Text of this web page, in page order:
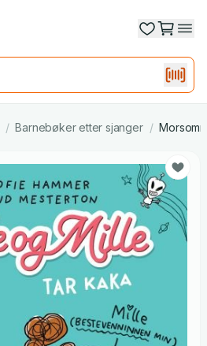
/ Barnebøker etter sjanger /